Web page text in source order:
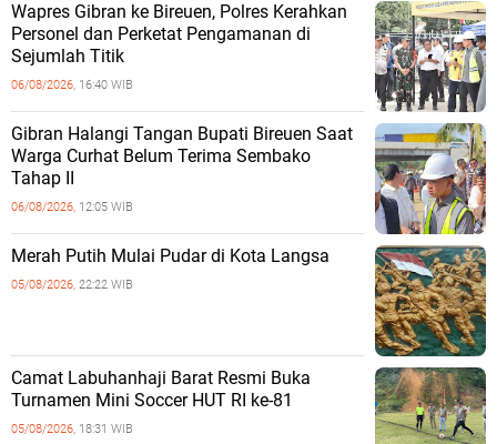
Wapres Gibran ke Bireuen, Polres Kerahkan
Personel dan Perketat Pengamanan di
Sejumlah Titik
06/08/2026, 16:40 WIB
Gibran Halangi Tangan Bupati Bireuen Saat
Warga Curhat Belum Terima Sembako
Tahap II
06/08/2026, 12:05 WIB
Merah Putih Mulai Pudar di Kota Langsa
05/08/2026, 22:22 WIB
Camat Labuhanhaji Barat Resmi Buka
Turnamen Mini Soccer HUT RI ke-81
05/08/2026, 18:31 WIB